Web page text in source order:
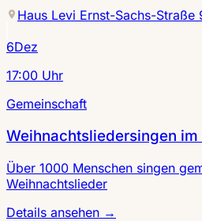
Haus Levi Ernst-Sachs-
6Dez
17:00 Uhr
Gemeinschaft
Weihnachtsliedersingen im
Über 1000 Menschen singen
Weihnachtslieder
Details ansehen →